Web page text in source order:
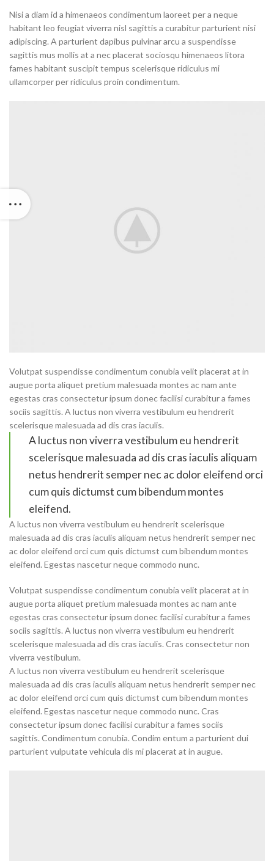
Nisi a diam id a himenaeos condimentum laoreet per a neque
habitant leo feugiat viverra nisl sagittis a curabitur parturient nisi
adipiscing. A parturient dapibus pulvinar arcu a suspendisse
sagittis mus mollis at a nec placerat sociosqu himenaeos litora
fames habitant suscipit tempus scelerisque ridiculus mi
ullamcorper per ridiculus proin condimentum.
Volutpat suspendisse condimentum conubia velit placerat at in
augue porta aliquet pretium malesuada montes ac nam ante
egestas cras consectetur ipsum donec facilisi curabitur a fames
sociis sagittis. A luctus non viverra vestibulum eu hendrerit
scelerisque malesuada ad dis cras iaculis.
A luctus non viverra vestibulum eu hendrerit
scelerisque malesuada ad dis cras iaculis aliquam
netus hendrerit semper nec ac dolor eleifend orci
cum quis dictumst cum bibendum montes
eleifend.
A luctus non viverra vestibulum eu hendrerit scelerisque
malesuada ad dis cras iaculis aliquam netus hendrerit semper nec
ac dolor eleifend orci cum quis dictumst cum bibendum montes
eleifend. Egestas nascetur neque commodo nunc.
Volutpat suspendisse condimentum conubia velit placerat at in
augue porta aliquet pretium malesuada montes ac nam ante
egestas cras consectetur ipsum donec facilisi curabitur a fames
sociis sagittis. A luctus non viverra vestibulum eu hendrerit
scelerisque malesuada ad dis cras iaculis. Cras consectetur non
viverra vestibulum.
A luctus non viverra vestibulum eu hendrerit scelerisque
malesuada ad dis cras iaculis aliquam netus hendrerit semper nec
ac dolor eleifend orci cum quis dictumst cum bibendum montes
eleifend. Egestas nascetur neque commodo nunc. Cras
consectetur ipsum donec facilisi curabitur a fames sociis
sagittis. Condimentum conubia. Condim entum a parturient dui
parturient vulputate vehicula dis mi placerat at in augue.